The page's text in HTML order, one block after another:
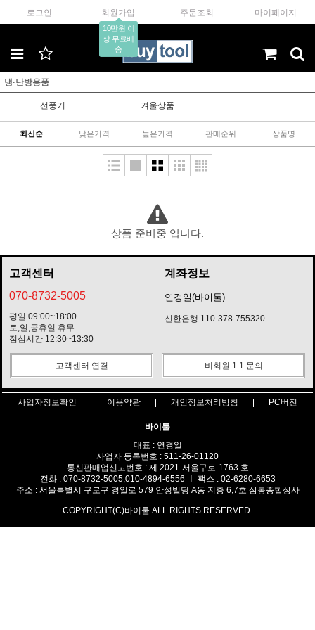
로그인 회원가입
10만원 이
상 무료배
송
주문조회 마이페이지
냉·난방용품
선풍기 겨울상품
최신순 낮은가격 높은가격 판매순위 상품명
상품 준비중 입니다.
고객센터
070-8732-5005
평일 09:00~18:00
토,일,공휴일 휴무
점심시간 12:30~13:30
계좌정보
연경일(바이툴)
신한은행 110-378-755320
고객센터 연결 비회원 1:1 문의
사업자정보확인 이용약관 개인정보처리방침 PC버전
바이툴
대표 : 연경일
사업자 등록번호 : 511-26-01120
통신판매업신고번호 : 제 2021-서울구로-1763 호
전화 : 070-8732-5005,010-4894-6556 ㅣ 팩스 : 02-6280-6653
주소 : 서울특별시 구로구 경일로 579 안성빌딩 A동 지층 6,7호 삼봉종합상사
COPYRIGHT(C)바이툴 ALL RIGHTS RESERVED.